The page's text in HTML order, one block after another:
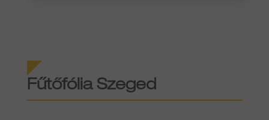
Fűtőfólia Szeged